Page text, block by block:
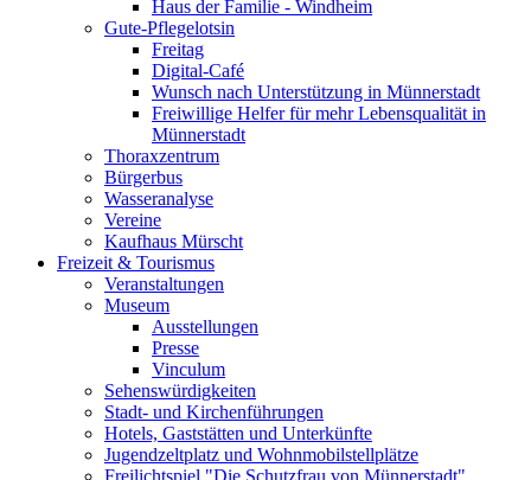
Haus der Familie - Windheim
Gute-Pflegelotsin
Freitag
Digital-Café
Wunsch nach Unterstützung in Münnerstadt
Freiwillige Helfer für mehr Lebensqualität in
Münnerstadt
Thoraxzentrum
Bürgerbus
Wasseranalyse
Vereine
Kaufhaus Mürscht
Freizeit & Tourismus
Veranstaltungen
Museum
Ausstellungen
Presse
Vinculum
Sehenswürdigkeiten
Stadt- und Kirchenführungen
Hotels, Gaststätten und Unterkünfte
Jugendzeltplatz und Wohnmobilstellplätze
Freilichtspiel "Die Schutzfrau von Münnerstadt"